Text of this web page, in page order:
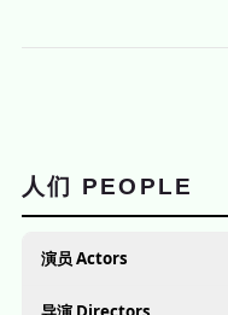
人们 PEOPLE
演员 Actors